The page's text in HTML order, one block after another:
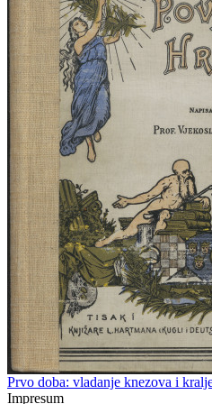
Prvo doba: vladanje knezova i
Impresum